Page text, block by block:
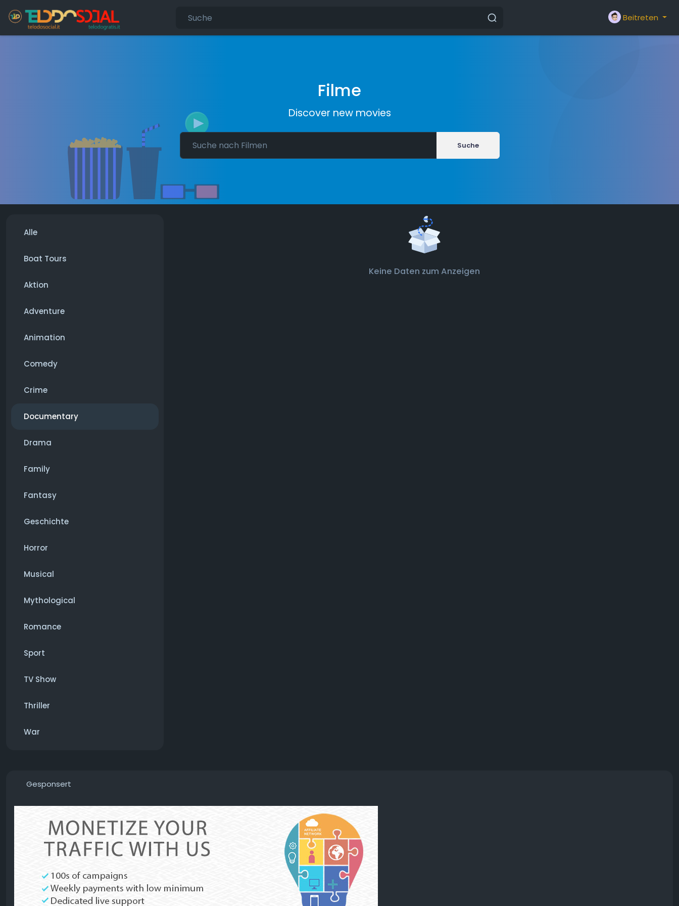
Beitreten
Filme
Discover new movies
Suche
Alle
Boat Tours
Aktion
Adventure
Animation
Comedy
Crime
Documentary
Drama
Family
Fantasy
Geschichte
Horror
Musical
Mythological
Romance
Sport
TV Show
Thriller
War
Keine Daten zum Anzeigen
Gesponsert